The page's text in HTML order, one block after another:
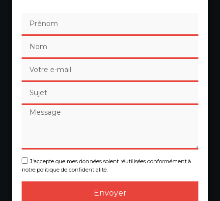
J'accepte que mes données soient réutilisées conformément à
notre politique de confidentialité.
Envoyer